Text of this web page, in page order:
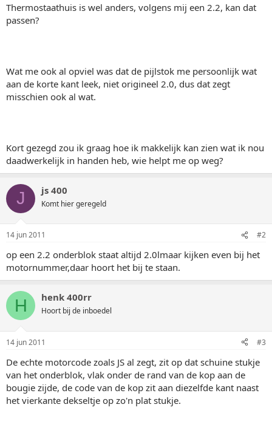
Thermostaathuis is wel anders, volgens mij een 2.2, kan dat
passen?
Wat me ook al opviel was dat de pijlstok me persoonlijk wat
aan de korte kant leek, niet origineel 2.0, dus dat zegt
misschien ook al wat.
Kort gezegd zou ik graag hoe ik makkelijk kan zien wat ik nou
daadwerkelijk in handen heb, wie helpt me op weg?
J js 400
Komt hier geregeld
14 jun 2011 #2
op een 2.2 onderblok staat altijd 2.0lmaar kijken even bij het
motornummer,daar hoort het bij te staan.
H henk 400rr
Hoort bij de inboedel
14 jun 2011 #3
De echte motorcode zoals JS al zegt, zit op dat schuine stukje
van het onderblok, vlak onder de rand van de kop aan de
bougie zijde, de code van de kop zit aan diezelfde kant naast
het vierkante dekseltje op zo'n plat stukje.